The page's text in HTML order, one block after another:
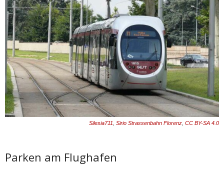
Silesia711 Sirio Strassenbahn Florenz CC BY-SA 4.0
Parken am Flughafen